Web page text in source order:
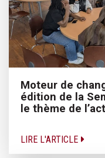
Moteur de
édition de la
le thème de
LIRE L'ARTICLE